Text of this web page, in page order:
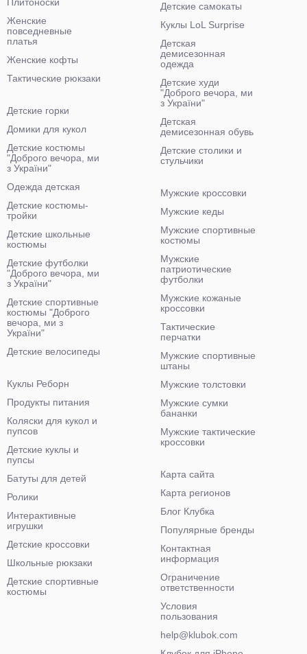
Женские
повседневные
платья
Женские кофты
Тактические рюкзаки
Детские самокаты
Куклы LoL Surprise
Детская
демисезонная
одежда
Детские худи
"Доброго вечора, ми
з України"
Детская
демисезонная обувь
Детские столики и
стульчики
Детские горки
Домики для кукол
Детские костюмы
"Доброго вечора, ми
з України"
Одежда детская
Детские костюмы-
тройки
Детские школьные
костюмы
Детские футболки
"Доброго вечора, ми
з України"
Детские спортивные
костюмы "Доброго
вечора, ми з
України"
Детские велосипеды
Мужские кроссовки
Мужские кеды
Мужские спортивные
костюмы
Мужские
патриотические
футболки
Мужские кожаные
кроссовки
Тактические
перчатки
Мужские спортивные
штаны
Мужские толстовки
Мужские сумки
бананки
Мужские тактические
кроссовки
Куклы Реборн
Продукты питания
Коляски для кукол и
пупсов
Детские куклы и
пупсы
Батуты для детей
Ролики
Интерактивные
игрушки
Детские кроссовки
Школьные рюкзаки
Детские спортивные
костюмы
Карта сайта
Карта регионов
Блог Клубка
Популярные бренды
Контактная
информация
Ограничение
ответственности
Условия
пользования
help@klubok.com